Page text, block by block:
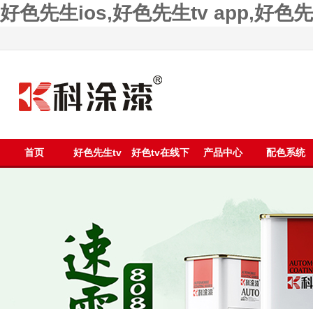
好色先生ios,好色先生tv app,好色
首页 好色先生tv 好色tv在线下 产品中心 配色系统